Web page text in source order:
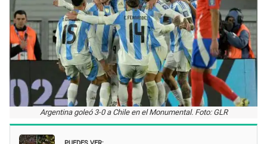
Argentina goleó 3-0 a Chile en el Monumental. Foto: GLR